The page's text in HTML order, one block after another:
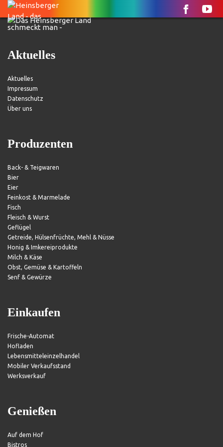
Aktuelles
Aktuelles
Impressum
Datenschutz
Über uns
Produzenten
Back- & Teigwaren
Bier
Eier
Feinkost & Marmelade
Fisch
Fleisch & Wurst
Geflügel
Getreide, Hülsenfrüchte, Mehl & Nüsse
Honig & Imkereiprodukte
Milch & Käse
Obst, Gemüse & Kartoffeln
Senf & Gewürze
Einkaufen
Frische-Automat
Hofladen
Lebensmitteleinzelhandel
Mobiler Verkaufsstand
Werksverkauf
Genießen
Auf dem Hof
Bistros